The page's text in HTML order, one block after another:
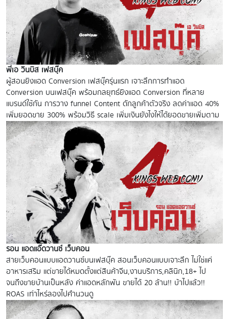
พี่เอ วินบิส เฟสบุ๊ค
ผู้สอนยิงแอด Conversion เฟสบุ๊ครุ่นแรก เจาะลึกการทำแอด
Conversion บนเฟสบุ๊ค พร้อมกลยุทธ์ยิงแอด Conversion ที่หลาย
แบรนด์ใช้กัน การวาง funnel Content ดักลูกค้าตัวจริง ลดค่าแอด 40%
เพิ่มยอดขาย 300% พร้อมวิธี scale เพิ่มเงินยังไงให้ได้ยอดขายเพิ่มตาม
รอน แอดแอ๊ดวานซ์ เว็บคอน
สายเว็บคอนแบบแอดวานซ์บนเฟสบุ๊ค สอนเว็บคอนแบบเจาะลึก ไม่ใช่แค่
อาหารเสริม แต่ขายได้หมดตั้งแต่สินค้าจีน,งานบริการ,คลินิก,18+ ไป
จนถึงขายบ้านเป็นหลัง ค่าแอดหลักพัน ขายได้ 20 ล้าน!! บ้าไปแล้ว!!
ROAS เท่าไหร่ลองไปคำนวนดู